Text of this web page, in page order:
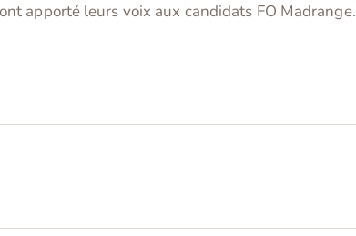
apporté leurs voix aux candidats FO Madrange.